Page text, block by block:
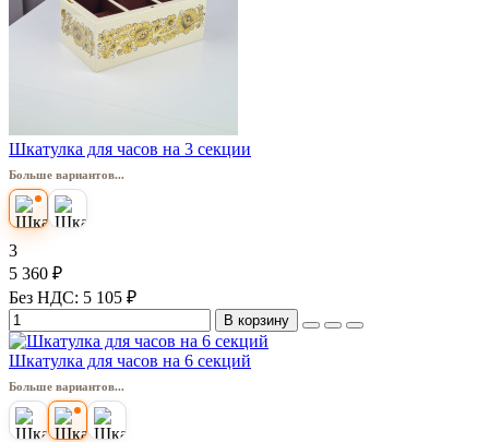
Шкатулка для часов на 3 секции
Больше вариантов...
3
5 360 ₽
Без НДС: 5 105 ₽
В корзину
Шкатулка для часов на 6 секций
Больше вариантов...